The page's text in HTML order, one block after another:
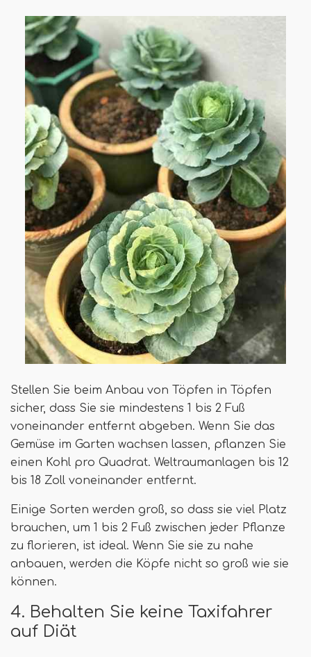
Stellen Sie beim Anbau von Töpfen in Töpfen
sicher, dass Sie sie mindestens 1 bis 2 Fuß
voneinander entfernt abgeben. Wenn Sie das
Gemüse im Garten wachsen lassen, pflanzen Sie
einen Kohl pro Quadrat. Weltraumanlagen bis 12
bis 18 Zoll voneinander entfernt.
Einige Sorten werden groß, so dass sie viel Platz
brauchen, um 1 bis 2 Fuß zwischen jeder Pflanze
zu florieren, ist ideal. Wenn Sie sie zu nahe
anbauen, werden die Köpfe nicht so groß wie sie
können.
4. Behalten Sie keine Taxifahrer
auf Diät